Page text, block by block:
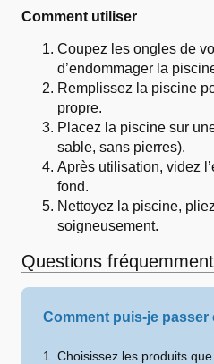
Comment utiliser
Coupez les ongles de
d’endommager la
Remplissez la piscine
propre.
Placez la piscine sur
sable, sans pierres).
Après utilisation, videz
fond.
Nettoyez la piscine,
soigneusement.
Questions
Comment puis-je passer
1. Choisissez les produits